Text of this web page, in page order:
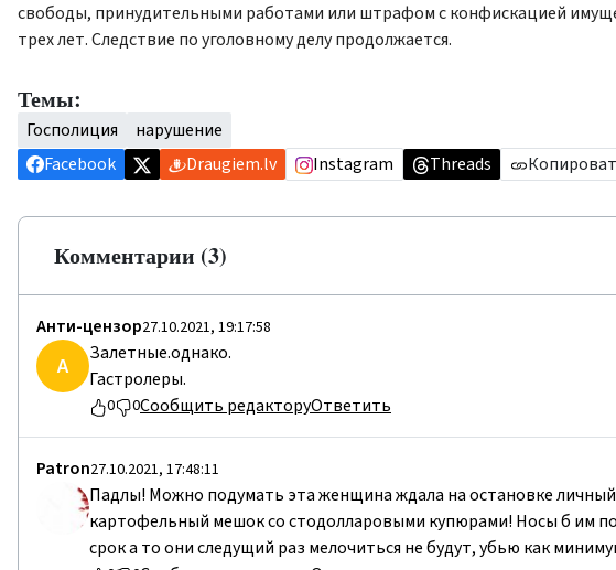
свободы, принудительными работами или штрафом с конфискацией
трех лет. Следствие по уголовному делу продолжается.
Темы:
Госполиция
нарушение
Facebook
Draugiem.lv Instagram Threads
Комментарии (3)
Анти-цензор27.10.2021, 19:17:58
А
Залетные.однако.
Гастролеры.
0 0Сообщить редакторуОтветить
Patron27.10.2021, 17:48:11
Падлы! Можно подумать эта женщина ждала на остановке
картофельный мешок со стодолларовыми купюрами! Носы б им
срок а то они следущий раз мелочиться не будут, убью как